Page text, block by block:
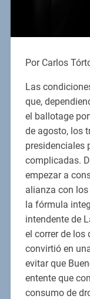
Por Carlos
Las
que,
el ballotage
de agosto, los
presidenciales
complicadas.
empezar a
alianza con
la fórmula
intendente de
el correr de los
convirtió en
evitar que
entente que
consumo de